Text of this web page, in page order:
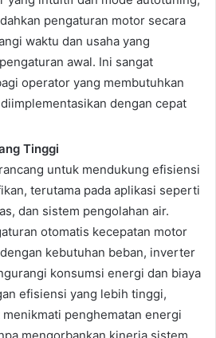
pengaturan motor secara
waktu dan usaha yang
awal. Ini sangat
operator yang membutuhkan
dengan cepat
Tinggi
untuk mendukung efisiensi
terutama pada aplikasi seperti
dan sistem pengolahan air.
otomatis kecepatan motor
kebutuhan beban, inverter
konsumsi energi dan biaya
efisiensi yang lebih tinggi,
menikmati penghematan energi
mengorbankan kinerja sistem.